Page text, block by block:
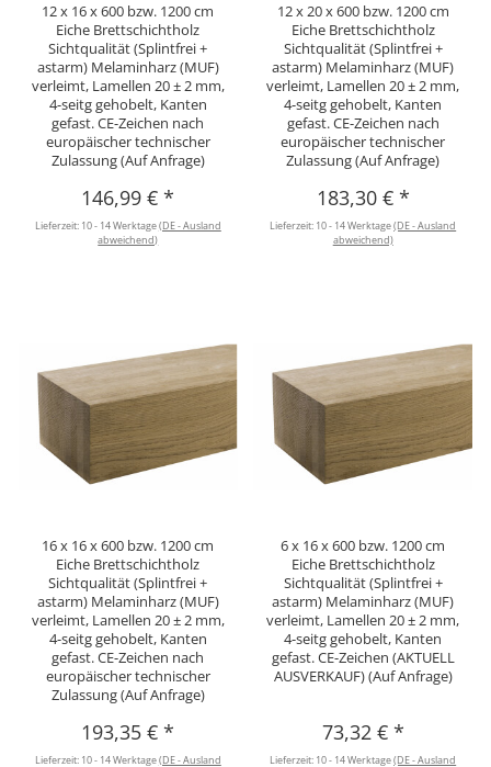
12 x 16 x 600 bzw. 1200 cm
Eiche Brettschichtholz
Sichtqualität (Splintfrei +
astarm) Melaminharz (MUF)
verleimt, Lamellen 20 ± 2 mm,
4-seitg gehobelt, Kanten
gefast. CE-Zeichen nach
europäischer technischer
Zulassung (Auf Anfrage)
146,99 €*
Lieferzeit: 10 - 14 Werktage(DE - Ausland
abweichend)
12 x 20 x 600 bzw. 1200 cm
Eiche Brettschichtholz
Sichtqualität (Splintfrei +
astarm) Melaminharz (MUF)
verleimt, Lamellen 20 ± 2 mm,
4-seitg gehobelt, Kanten
gefast. CE-Zeichen nach
europäischer technischer
Zulassung (Auf Anfrage)
183,30 € *
Lieferzeit: 10 - 14 Werktage(DE - Ausland
abweichend)
16 x 16 x 600 bzw. 1200 cm
Eiche Brettschichtholz
Sichtqualität (Splintfrei +
astarm) Melaminharz (MUF)
verleimt, Lamellen 20 ± 2 mm,
4-seitg gehobelt, Kanten
gefast. CE-Zeichen nach
europäischer technischer
Zulassung (Auf Anfrage)
193,35 €*
Lieferzeit: 10 - 14 Werktage(DE - Ausland
6 x 16 x 600 bzw. 1200 cm
Eiche Brettschichtholz
Sichtqualität (Splintfrei +
astarm) Melaminharz (MUF)
verleimt, Lamellen 20 ± 2 mm,
4-seitg gehobelt, Kanten
gefast. CE-Zeichen (AKTUELL
AUSVERKAUF) (Auf Anfrage)
73,32 € *
Lieferzeit: 10 - 14 Werktage(DE - Ausland